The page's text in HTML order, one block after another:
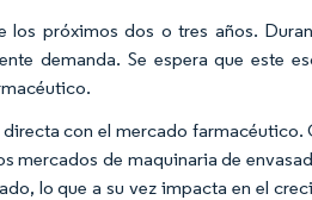
los próximos dos o tres años.
demanda. Se espera que este
con el mercado farmacéutico.
de maquinaria de
lo que a su vez impacta en el